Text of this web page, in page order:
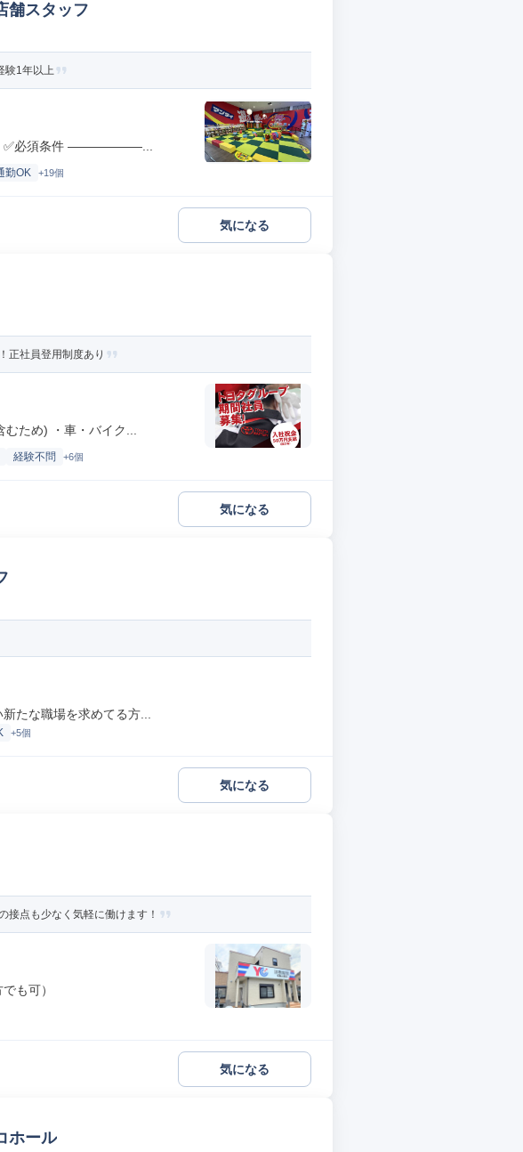
舗スタッフ
験1年以上
✅必須条件 ――――――...
勤OK +19個
気になる
正社員登用制度あり
ため) ・車・バイク...
経験不問 +6個
気になる
たな職場を求めてる方...
+5個
気になる
接点も少なく気軽に働けます！
も可）
気になる
ホール